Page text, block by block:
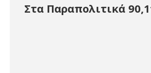
Στα Παραπολιτικά